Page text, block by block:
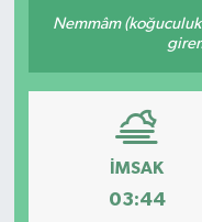
Nemmâm
İMSAK
03:44